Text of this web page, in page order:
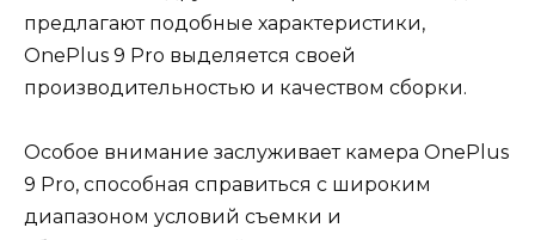
предлагают подобные характеристики,
OnePlus 9 Pro выделяется своей
производительностью и качеством сборки.
Особое внимание заслуживает камера OnePlus
9 Pro, способная справиться с широким
диапазоном условий съемки и